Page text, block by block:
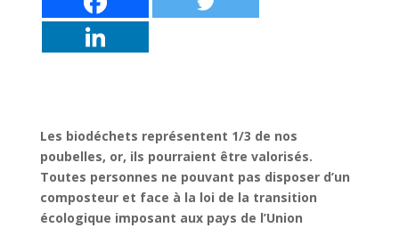
Les biodéchets représentent 1/3 de nos
poubelles, or, ils pourraient être valorisés.
Toutes personnes ne pouvant pas disposer d’un
composteur et face à la loi de la transition
écologique imposant aux pays de l’Union